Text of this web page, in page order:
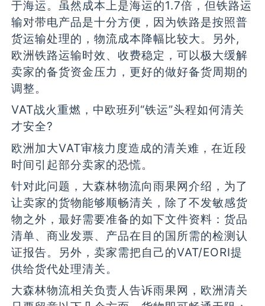
于海运。虽然成本上是海运的1.7倍，但铁路运
输对带电产品是十分方便，因为铁路是按照普
货运输处理的，物流成本降幅比较大。另外,
欧洲铁路运输时效、收费稳定，可以极大缓解
卖家的备货资金压力，更好的做好备货周期的
调整。
VAT战火重燃，中欧班列“铁运”头程如何清关
才安全?
欧洲加大VAT审核力度造成的清关难，在近段
时间引起部分卖家的恐慌。
针对此问题，大森林物流向雨果网介绍，为了
让卖家的货物能够顺畅清关，除了不发敏感货
物之外，最好需要准备的如下文件资料：货品
清单、商业发票、产品在目的国所需的检测认
证报告。另外，卖家需把自己的VAT/EORI提
供给货代处理清关。
大森林物流相关负责人告诉雨果网，欧洲清关